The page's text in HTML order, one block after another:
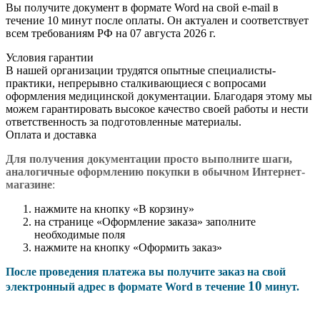
Вы получите документ в формате Word на свой e-mail в
течение 10 минут после оплаты. Он актуален и соответствует
всем требованиям РФ на 07 августа 2026 г.
Условия гарантии
В нашей организации трудятся опытные специалисты-
практики, непрерывно сталкивающиеся с вопросами
оформления медицинской документации. Благодаря этому мы
можем гарантировать высокое качество своей работы и нести
ответственность за подготовленные материалы.
Оплата и доставка
Для получения документации просто выполните шаги,
аналогичные оформлению покупки в обычном Интернет-
магазине:
нажмите на кнопку «В корзину»
на странице «Оформление заказа» заполните
необходимые поля
нажмите на кнопку «Оформить заказ»
После проведения платежа вы получите заказ на свой
электронный адрес в формате Word в течение 10 минут.